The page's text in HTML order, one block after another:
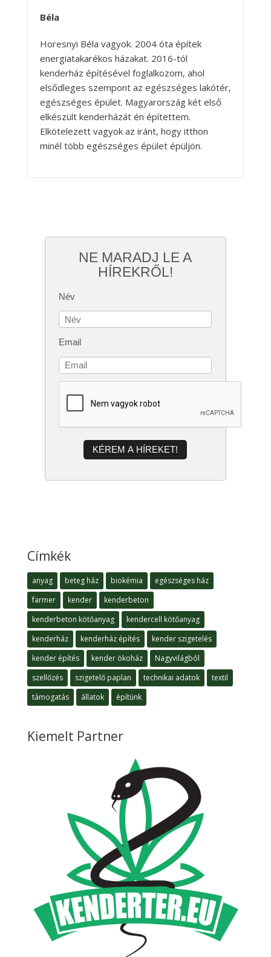
Béla
Horesnyi Béla vagyok. 2004 óta építek
energiatakarékos házakat. 2016-tól
kenderház építésével foglalkozom, ahol
elsődleges szempont az egészséges lakótér,
egészséges épület. Magyarország két első
elkészült kenderházát én építettem.
Elkötelezett vagyok az iránt, hogy itthon
minél több egészséges épület épüljön.
NE MARADJ LE A
HÍREKRŐL!
Név
Email
KÉREM A HÍREKET!
Címkék
anyag beteg ház biokémia
egészséges ház
farmer
kender
kenderbeton
kenderbeton kötőanyag
kendercell kötőanyag
kenderház
kenderház építés
kender szigetelés
kender építés
kender ökoház
Nagyvilágból
szellőzés
szigetelő paplan technikai adatok
textil
támogatás
állatok építünk
Kiemelt Partner